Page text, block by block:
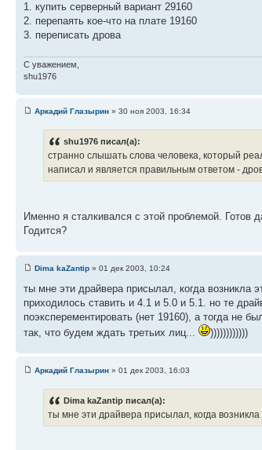
1. купить серверный вариант 29160
2. перепаять кое-что на плате 19160
3. переписать дрова
С уважением,
shu1976
Аркадий Глазырин » 30 ноя 2003, 16:34
shu1976 писал(а):
странно слышать слова человека, который
написал и является правильным ответом -
Именно я сталкивался с этой проблемой. Готов
Годится?
Dima kaZantip » 01 дек 2003, 10:24
ты мне эти драйвера присылал, когда возникла
приходилось ставить и 4.1 и 5.0 и 5.1. но те
поэксперементировать (нет 19160), а тогда не
так, что будем ждать третьих лиц...
))))))))))))
Аркадий Глазырин » 01 дек 2003, 16:03
Dima kaZantip писал(а):
ты мне эти драйвера присылал, когда